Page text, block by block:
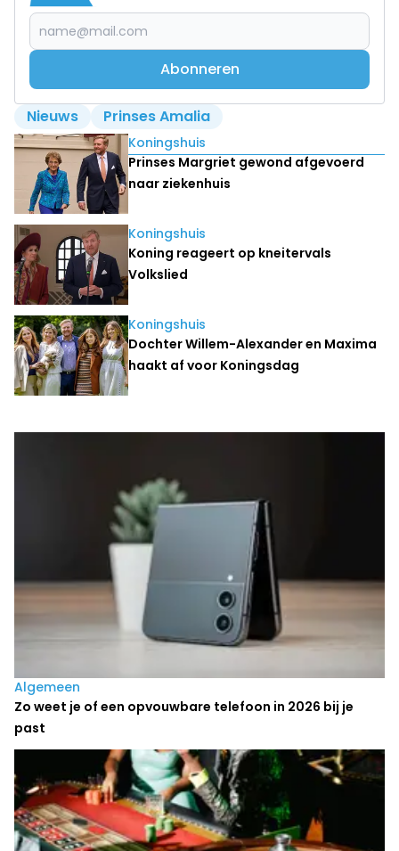
Abonneren
Nieuws Prinses Amalia
Lees ook
Koningshuis
Prinses Margriet gewond afgevoerd
naar ziekenhuis
Koningshuis
Koning reageert op kneitervals
Volkslied
Koningshuis
Dochter Willem-Alexander en Maxima
haakt af voor Koningsdag
Laatste nieuws
Algemeen
Zo weet je of een opvouwbare telefoon in 2026 bij je
past